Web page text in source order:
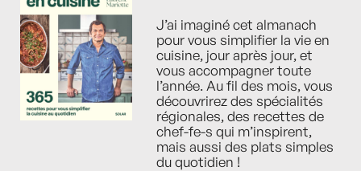
J’ai imaginé cet almanach
pour vous simplifier la vie en
cuisine, jour après jour, et
vous accompagner toute
l’année. Au fil des mois, vous
découvrirez des spécialités
régionales, des recettes de
chef-fe-s qui m’inspirent,
mais aussi des plats simples
du quotidien !